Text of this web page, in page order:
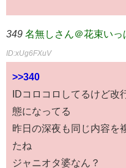
349 名無しさん＠花束いっ
ID:xUg6FXuV
>>340
IDコロコロしてるけど改
態になってる
昨日の深夜も同じ内容を
たね
ジャニオタ婆なん？